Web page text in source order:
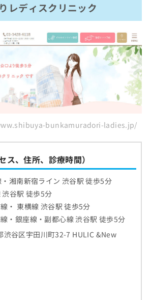
レディスクリニック
bunkamuradori-ladies.jp/
ス、住所、診療時間）
湘南新宿ライン 渋谷駅 徒歩5分
谷駅 徒歩5分
・ 東横線 渋谷駅 徒歩5分
・銀座線・副都心線 渋谷駅 徒歩5分
渋谷区宇田川町32-7 HULIC &New